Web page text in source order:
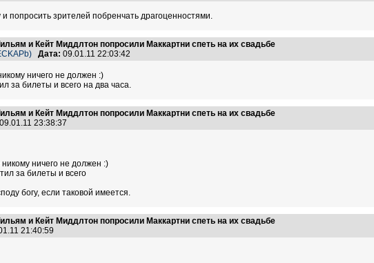
попросить зрителей побренчать драгоценностями.
и Кейт Миддлтон попросили Маккартни спеть на их свадьбе
Дата: 09.01.11 22:03:42
ничего не должен :)
за билеты и всего на два часа.
и Кейт Миддлтон попросили Маккартни спеть на их свадьбе
09.01.11 23:38:37
ничего не должен :)
за билеты и всего
богу, если таковой имеется.
и Кейт Миддлтон попросили Маккартни спеть на их свадьбе
21:40:59